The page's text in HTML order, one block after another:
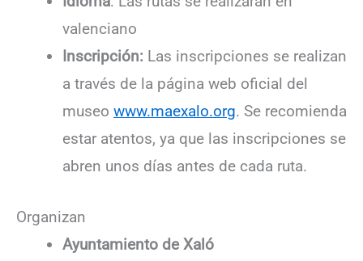
valenciano
Inscripción: Las inscripciones se realizan
a través de la página web oficial del
museo www.maexalo.org. Se recomienda
estar atentos, ya que las inscripciones se
abren unos días antes de cada ruta.
Organizan
Ayuntamiento de Xaló